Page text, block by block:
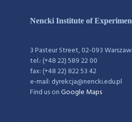
Nencki Institute of
3 Pasteur Street, 02-093
tel.: (+48 22) 589 22 00
fax: (+48 22) 822 53 42
e-mail: dyrekcja@nencki.edu.pl
Find us onGoogle Maps